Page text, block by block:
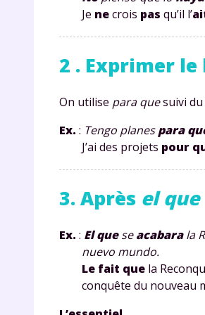
Je necrois pas qu’il l’
2 . Exprimer
On utilise para quesuivi du
Ex. : Tengo planespara
J’ai des projets pour
3. Après el que
Ex. : El queseacabarala
nuevo mundo.
Le fait que la
conquête du nouveau